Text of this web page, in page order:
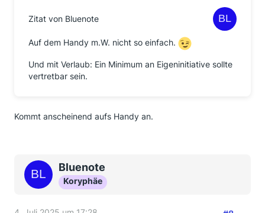
Zitat von Bluenote
Auf dem Handy m.W. nicht so einfach.
Und mit Verlaub: Ein Minimum an Eigeninitiative sollte
vertretbar sein.
Kommt anscheinend aufs Handy an.
Bluenote
Koryphäe